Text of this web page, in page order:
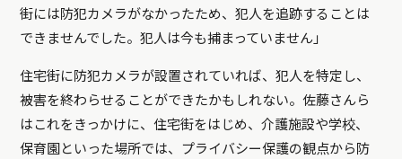
街には防犯カメラがなかったため、犯人を追跡することは
できませんでした。犯人は今も捕まっていません」
住宅街に防犯カメラが設置されていれば、犯人を特定し、
被害を終わらせることができたかもしれない。佐藤さんら
はこれをきっかけに、住宅街をはじめ、介護施設や学校、
保育園といった場所では、プライバシー保護の観点から防